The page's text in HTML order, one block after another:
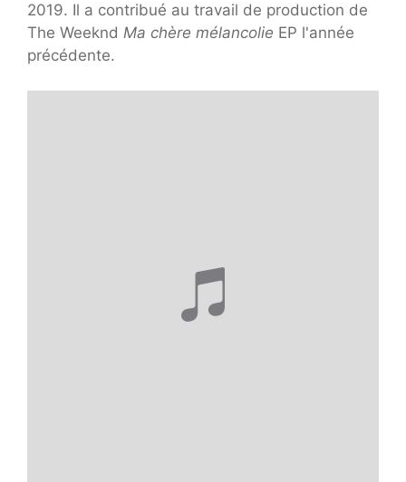
2019. Il a contribué au travail de production de
The Weeknd Ma chère mélancolie EP l'année
précédente.